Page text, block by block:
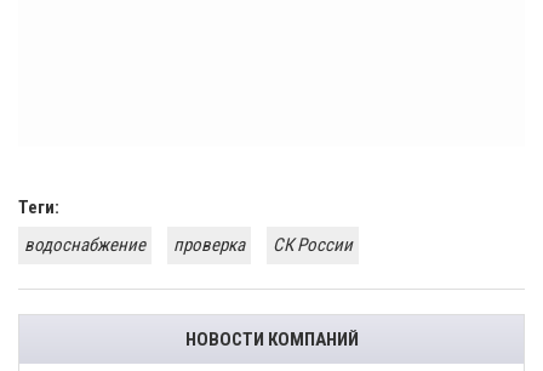
Теги:
водоснабжение
проверка СК России
НОВОСТИ КОМПАНИЙ